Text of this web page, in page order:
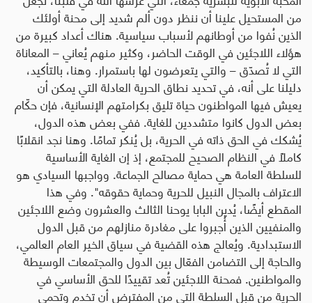
من المستحيل علينا أن ننظر دون ألم شديد إلى محنة أولئك
الذين نُفوا من أوطانهم لأسباب سياسية. هناك أعداد كبيرة من
هؤلاء اللاجئين في الوقت الحاضر، وكثير منهم يُعاني – المعاناة
التي لا تُصدّق – والتي يتعرضون لها باستمرار. وهنا، بالتأكيد،
دليلنا على أنه، في تحديد نطاق الحرية العادلة التي يمكن أن
يعيش فيها المواطنون حياة تليق بكرامتهم الإنسانية، فإن حكّام
بعض الدول كانوا متشددين للغاية. ففي بعض هذه الدول،
يُشكك في الحق ذاته في الحرية، بل يُنكر تمامًا. وهنا نجد انقلابًا
كاملًا في النظام الصحيح للمجتمع، إذ إن الغاية الأساسية
للسلطة العامة هي حماية مصالح الجماعة. وواجبها السيادي هو
الاعتراف بالمجال النبيل للحرية وحماية حقوقه". وفي هذا
المقطع أيضًا، يُدين البابا يوحنا الثالث والعشرون وضع اللاجئين
والمنفيين الذين أُجبروا على مغادرة منازلهم من قبل الدول
الاستبدادية. ويُعالج هذه القضية في سياق الخير العام العالمي،
والحاجة إلى التضامن الفعّال بين الدول والمجتمعات الوسيطة
والمواطنين. فمحنة اللاجئين تُعد تقييدًا للحق الأساسي في
الحرية من قبل السلطة التي من المفترض أن تخدم وتحمي